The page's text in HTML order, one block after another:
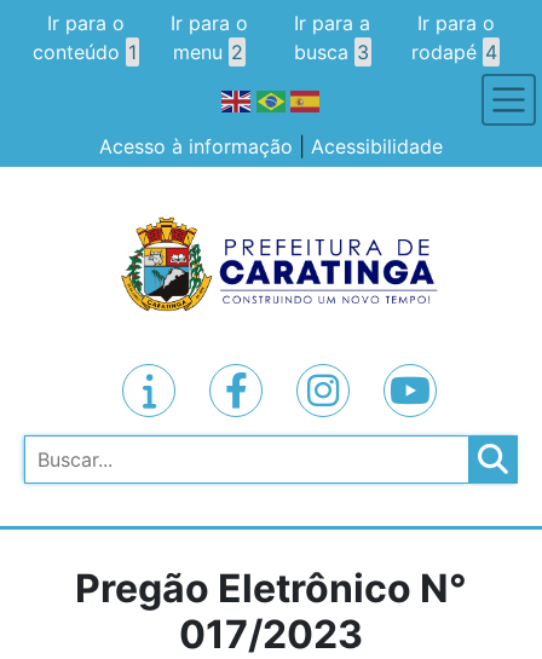
Ir para o
conteúdo 1
Ir para o
menu 2
Ir para a
busca 3
Ir para o
rodapé 4
Acesso à informação Acessibilidade
Pesquisar
Pregão Eletrônico N°
017/2023